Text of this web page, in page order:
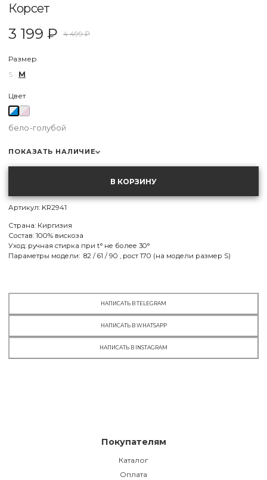
Корсет
3 199 ₽ 4 499 ₽
Размер
S
M
Цвет
бело-голубой
ПОКАЗАТЬ НАЛИЧИЕ
СПБ:нет в наличии
МСК:нет в наличии
СПБ:есть в наличии
В КОРЗИНУ
Артикул: KR2941
Страна: Киргизия
Состав: 100% вискоза
Уход: ручная стирка при t° не более 30°
Параметры модели: 82 / 61 / 90 , рост 170 (на модели размер S)
НАПИСАТЬ В TELEGRAM
НАПИСАТЬ В WHATSAPP
НАПИСАТЬ В INSTAGRAM
Покупателям
Каталог
Оплата